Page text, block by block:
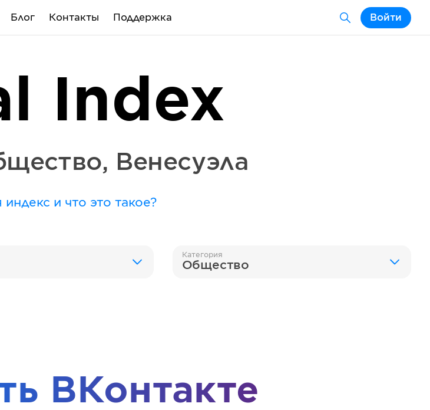
Блог Контакты Поддержка Войти
Index
, Венесуэла
индекс и что это такое?
Категория
Общество
ВКонтакте